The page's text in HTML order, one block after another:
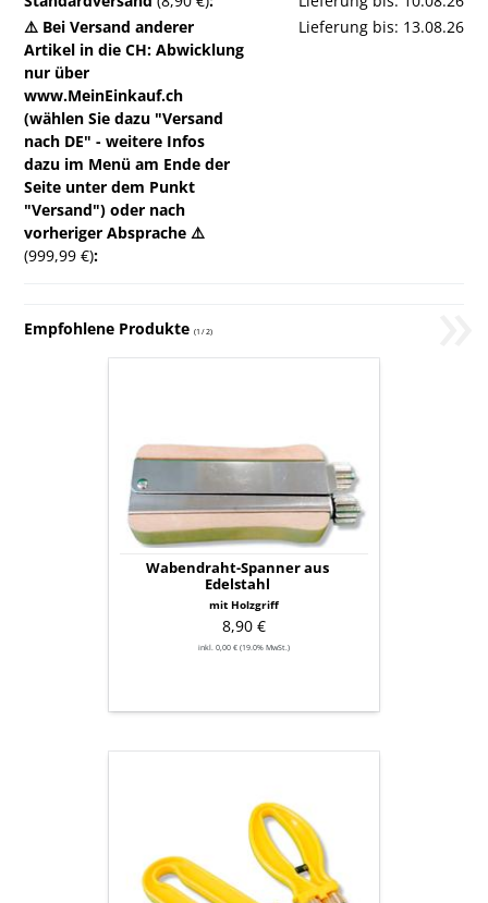
⚠️ Bei Versand anderer
Artikel in die CH: Abwicklung
nur über
www.MeinEinkauf.ch
(wählen Sie dazu "Versand
nach DE" - weitere Infos
dazu im Menü am Ende der
Seite unter dem Punkt
"Versand") oder nach
vorheriger Absprache ⚠️
(999,99 €):
Lieferung bis: 13.08.26
Empfohlene Produkte (1 /2)
Wabendraht-Spanner aus
Edelstahl
mit Holzgriff
8,90 €
inkl. 0,00 € (19.0% MwSt.)